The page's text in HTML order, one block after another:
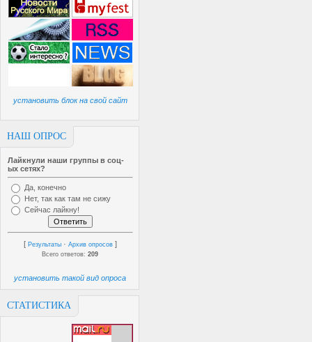
установить блок на свой сайт
НАШ ОПРОС
Лайкнули наши группы в соц-
ых сетях?
Да, конечно
Нет, так как там не сижу
Сейчас лайкну!
[ Результаты · Архив опросов ]
Всего ответов:209
установить такой вид опроса
СТАТИСТИКА